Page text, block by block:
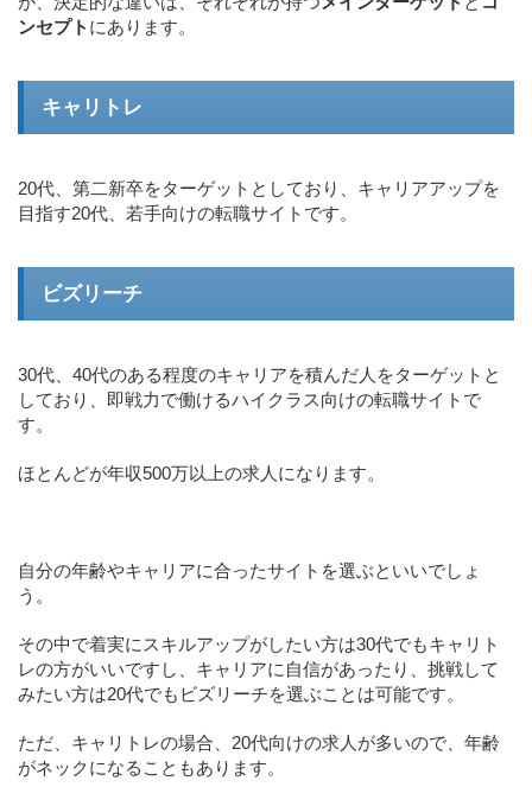
ンセプト にあります。
キャリトレ
20代、第二新卒をターゲットとしており、キャリアアップを
目指す20代、若手向けの転職サイトです。
ビズリーチ
30代、40代のある程度のキャリアを積んだ人をターゲットと
しており、即戦力で働けるハイクラス向けの転職サイトで
す。
ほとんどが年収500万以上の求人になります。
自分の年齢やキャリアに合ったサイトを選ぶといいでしょ
う。
その中で着実にスキルアップがしたい方は30代でもキャリト
レの方がいいですし、キャリアに自信があったり、挑戦して
みたい方は20代でもビズリーチを選ぶことは可能です。
ただ、キャリトレの場合、20代向けの求人が多いので、年齢
がネックになることもあります。